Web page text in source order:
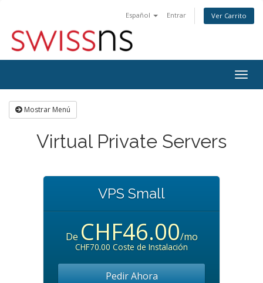
Español Entrar Ver Carrito
Mostrar Menú
Virtual Private Servers
VPS Small
De CHF46.00/mo
CHF70.00 Coste de Instalación
Pedir Ahora